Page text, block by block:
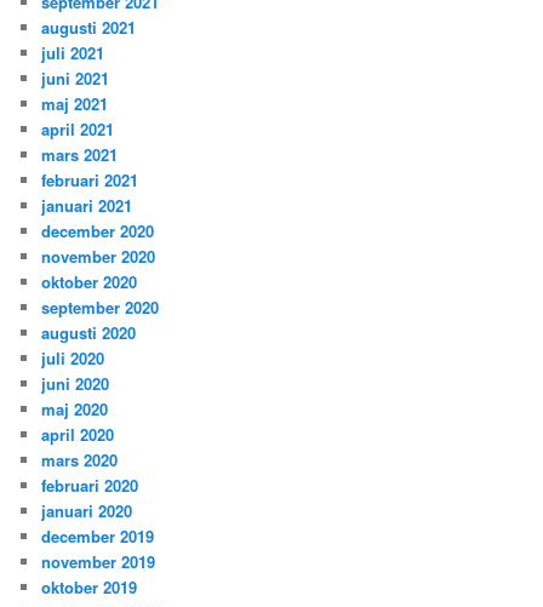
augusti 2021
juli 2021
juni 2021
maj 2021
april 2021
mars 2021
februari 2021
januari 2021
december 2020
november 2020
oktober 2020
september 2020
augusti 2020
juli 2020
juni 2020
maj 2020
april 2020
mars 2020
februari 2020
januari 2020
december 2019
november 2019
oktober 2019